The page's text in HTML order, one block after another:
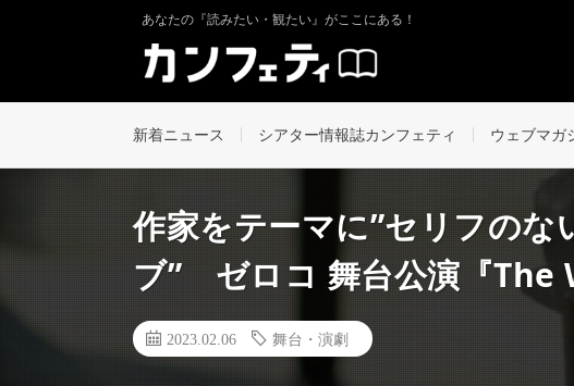
あなたの『読みたい・観たい』がここにある！
新着ニュース シアター情報誌カンフェティ ウェブマガ
作家をテーマに”セリフのな
ブ” ゼロコ 舞台公演『The
2023.02.06 舞台・演劇